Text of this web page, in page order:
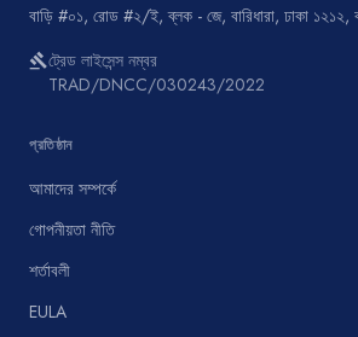
বাড়ি #০১, রোড #২/ই, ব্লক - জে, বারিধারা, ঢাকা ১২১২,
gavelট্রেড লাইসেন্স নম্বর
TRAD/DNCC/030243/2022
প্রতিষ্ঠান
আমাদের সম্পর্কে
গোপনীয়তা নীতি
শর্তাবলী
EULA